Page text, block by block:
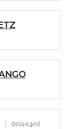
ФРАНЦИЯ